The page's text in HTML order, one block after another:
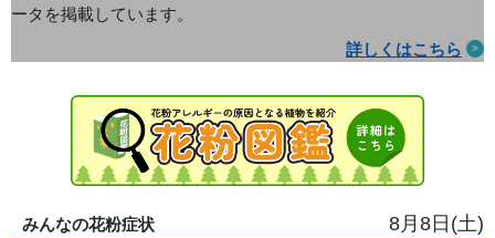
ータを掲載しています。
詳しくはこちら
みんなの花粉症状 8月8日(土)